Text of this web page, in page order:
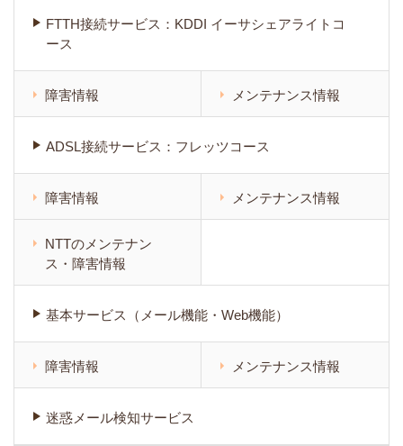
FTTH接続サービス：KDDI イーサシェアライトコ
ース
障害情報 メンテナンス情報
ADSL接続サービス：フレッツコース
障害情報 メンテナンス情報
NTTのメンテナン
ス・障害情報
基本サービス（メール機能・Web機能）
障害情報 メンテナンス情報
迷惑メール検知サービス